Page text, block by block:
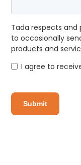
Tada respects and
to occasionally
products and
I agree to